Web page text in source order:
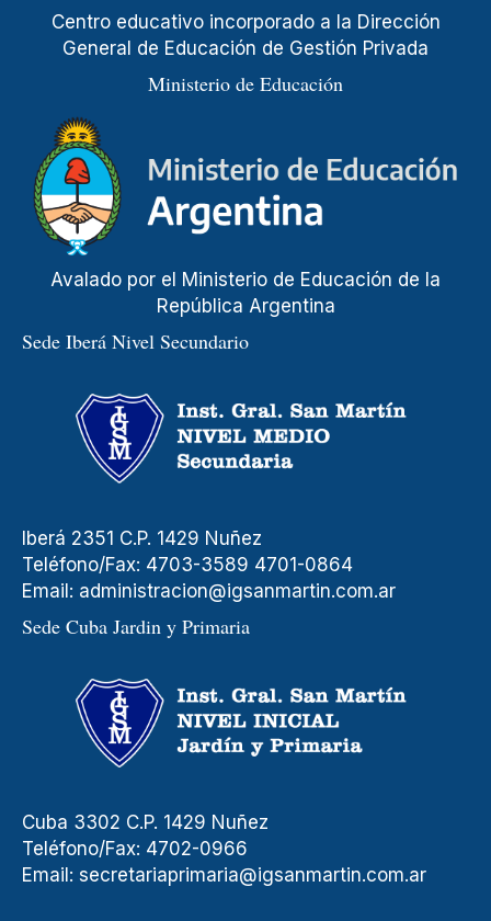
Centro educativo incorporado a la Dirección
General de Educación de Gestión Privada
Ministerio de Educación
Avalado por el Ministerio de Educación de la
República Argentina
Sede Iberá Nivel Secundario
Iberá 2351 C.P. 1429 Nuñez
Teléfono/Fax: 4703-3589 4701-0864
Email: administracion@igsanmartin.com.ar
Sede Cuba Jardin y Primaria
Cuba 3302 C.P. 1429 Nuñez
Teléfono/Fax: 4702-0966
Email: secretariaprimaria@igsanmartin.com.ar